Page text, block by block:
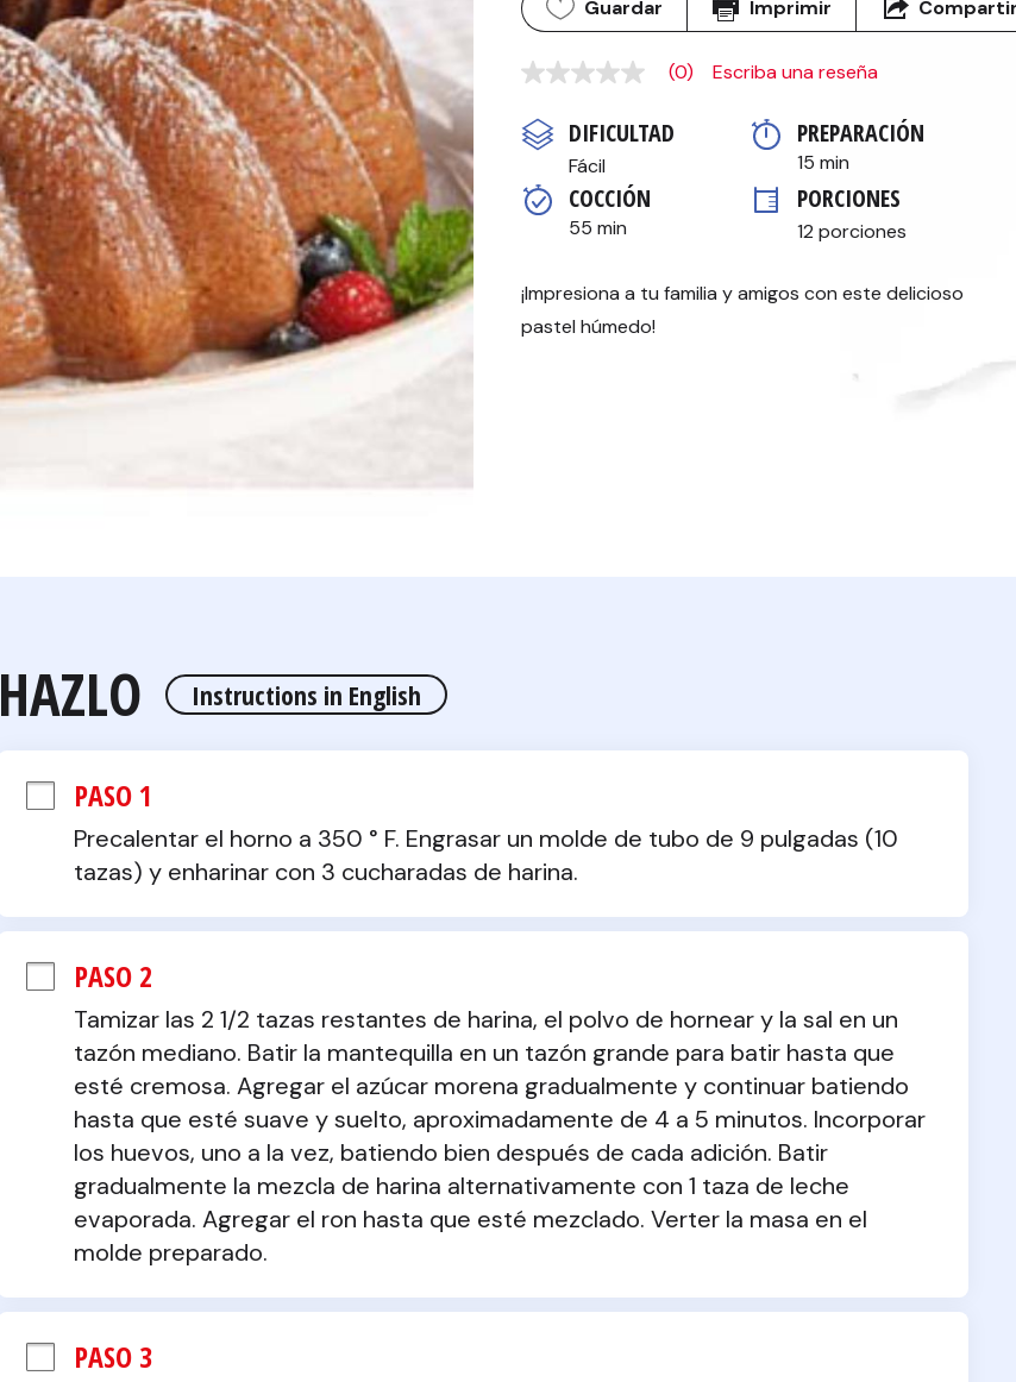
Guardar Imprimir
Sin
Enlace
en
misma
página.
(0) Escriba una reseña
DIFICULTAD
Fácil
PREPARACIÓN
15 min
COCCIÓN
55 min
PORCIONES
12 porciones
¡Impresiona a tu familia y amigos con este delicioso
pastel húmedo!
HAZLO Instructions in English
PASO 1
Precalentar el horno a 350 ° F. Engrasar un molde de tubo de 9 pulgadas (10
tazas) y enharinar con 3 cucharadas de harina.
PASO 2
Tamizar las 2 1/2 tazas restantes de harina, el polvo de hornear y la sal en un
tazón mediano. Batir la mantequilla en un tazón grande para batir hasta que
esté cremosa. Agregar el azúcar morena gradualmente y continuar batiendo
hasta que esté suave y suelto, aproximadamente de 4 a 5 minutos. Incorporar
los huevos, uno a la vez, batiendo bien después de cada adición. Batir
gradualmente la mezcla de harina alternativamente con 1 taza de leche
evaporada. Agregar el ron hasta que esté mezclado. Verter la masa en el
molde preparado.
PASO 3